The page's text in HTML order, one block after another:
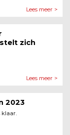
Lees meer >
zich
Lees meer >
2023